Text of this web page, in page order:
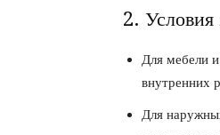
2. Условия
Для мебели и
внутренних
Для